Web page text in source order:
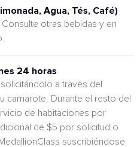
Agua, Tés, Café)
Consulte otras bebidas y en
24 horas
a través del
camarote. Durante el resto del
de habitaciones por
de $5 por solicitud o
suscribiéndose